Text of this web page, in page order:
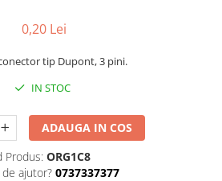
0,20 Lei
tip Dupont, 3 pini.
IN STOC
ADAUGA IN COS
Produs: ORG1C8
ajutor? 0737337377